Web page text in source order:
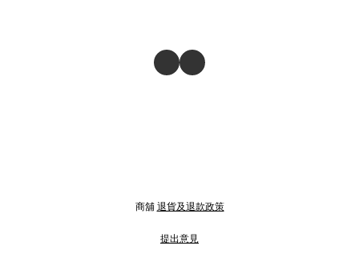
商舖 退貨及退款政策
提出意見